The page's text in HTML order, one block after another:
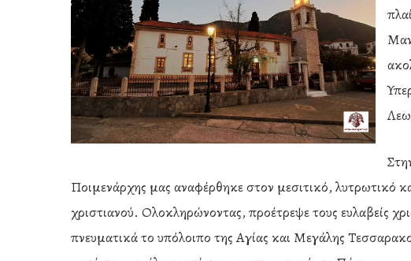
Hit enter to search or ESC to close
Ποιμενάρχης μας αναφέρθηκε στον μεσιτικό, λυτρωτικό
χριστιανού. Ολοκληρώνοντας, προέτρεψε τους ευλαβείς
πνευματικά το υπόλοιπο της Αγίας και Μεγάλης